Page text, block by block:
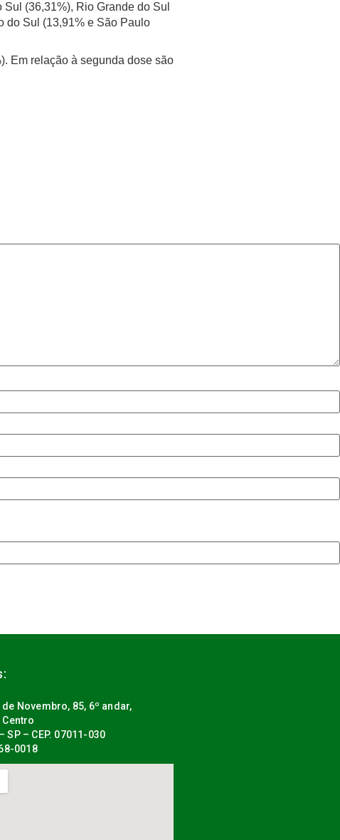
(36,31%), Rio Grande do Sul
do Sul (13,91% e São Paulo
Em relação à segunda dose são
de Novembro, 85, 6º andar,
Centro
SP – CEP. 07011-030
0018